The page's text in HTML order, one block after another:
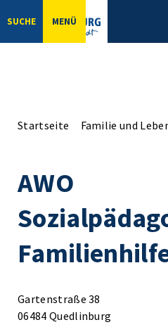
SUCHE MENÜ
Startseite Familie und
AWO
Gartenstraße 38
06484 Quedlinburg